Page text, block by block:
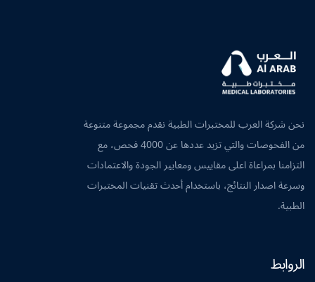
نحن شركة العرب للمختبرات الطبية نقدم مجموعة متنوعة
من الفحوصات والتي تزيد عددها عن 4000 فحص، مع
التزامنا بمراعاة اعلى مقاييس ومعايير الجودة والاعتمادات
وسرعة اصدار النتائج، باستخدام أحدث تقنيات المختبرات
الطبية.
الروابط